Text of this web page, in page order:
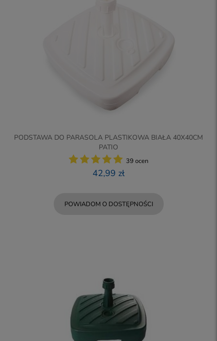
PODSTAWA DO PARASOLA PLASTIKOWA BIAŁA 40X40CM
PATIO
39 ocen
42,99 zł
POWIADOM O DOSTĘPNOŚCI